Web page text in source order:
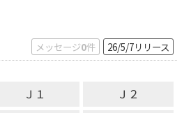
メッセージ0件 26/5/7リリース
Ｊ１
Ｊ２